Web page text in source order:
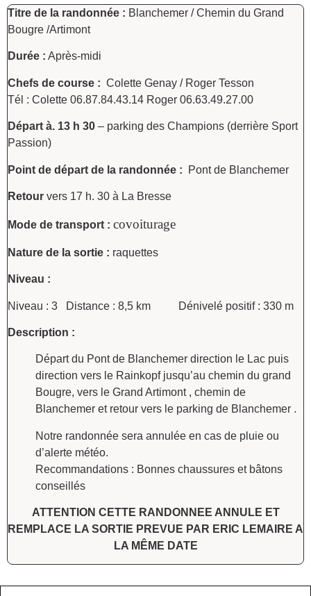
Titre de la randonnée : Blanchemer / Chemin du Grand
Bougre /Artimont
Durée : Après-midi
Chefs de course : Colette Genay / Roger Tesson
Tél : Colette 06.87.84.43.14 Roger 06.63.49.27.00
Départ à. 13 h 30 – parking des Champions (derrière Sport
Passion)
Point de départ de la randonnée : Pont de Blanchemer
Retour vers 17 h. 30 à La Bresse
Mode de transport : covoiturage
Nature de la sortie : raquettes
Niveau :
Niveau : 3 Distance : 8,5 km Dénivelé positif : 330 m
Description :
Départ du Pont de Blanchemer direction le Lac puis
direction vers le Rainkopf jusqu’au chemin du grand
Bougre, vers le Grand Artimont , chemin de
Blanchemer et retour vers le parking de Blanchemer .
Notre randonnée sera annulée en cas de pluie ou
d’alerte météo.
Recommandations : Bonnes chaussures et bâtons
conseillés
ATTENTION CETTE RANDONNEE ANNULE ET
REMPLACE LA SORTIE PREVUE PAR ERIC LEMAIRE A
LA MÊME DATE